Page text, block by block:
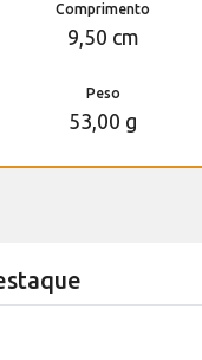
Comprimento
9,50 cm
Peso
53,00 g